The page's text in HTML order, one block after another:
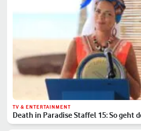
TV & ENTERTAINMENT
Death in Paradise Staffel 15: So geht